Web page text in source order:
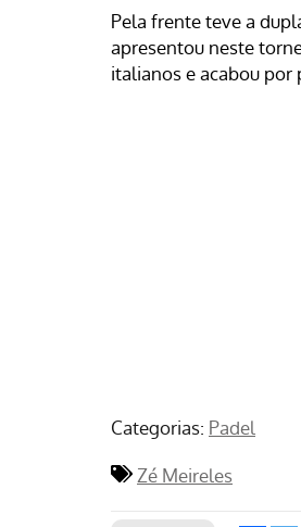
Pela frente teve a
apresentou neste
italianos e acabou por
Categorias: Padel
Zé Meireles